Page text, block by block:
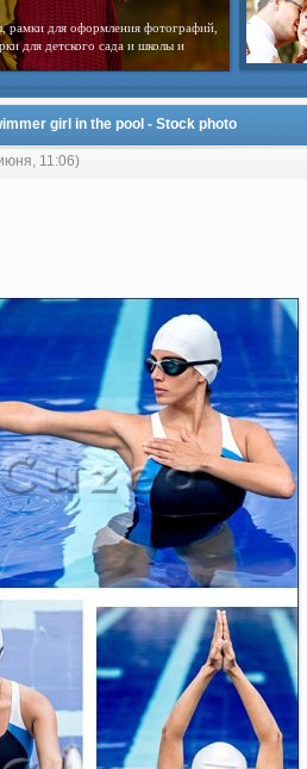
рамки для оформления фотографий,
для детского сада и школы и
girl in the pool - Stock photo
11:06)